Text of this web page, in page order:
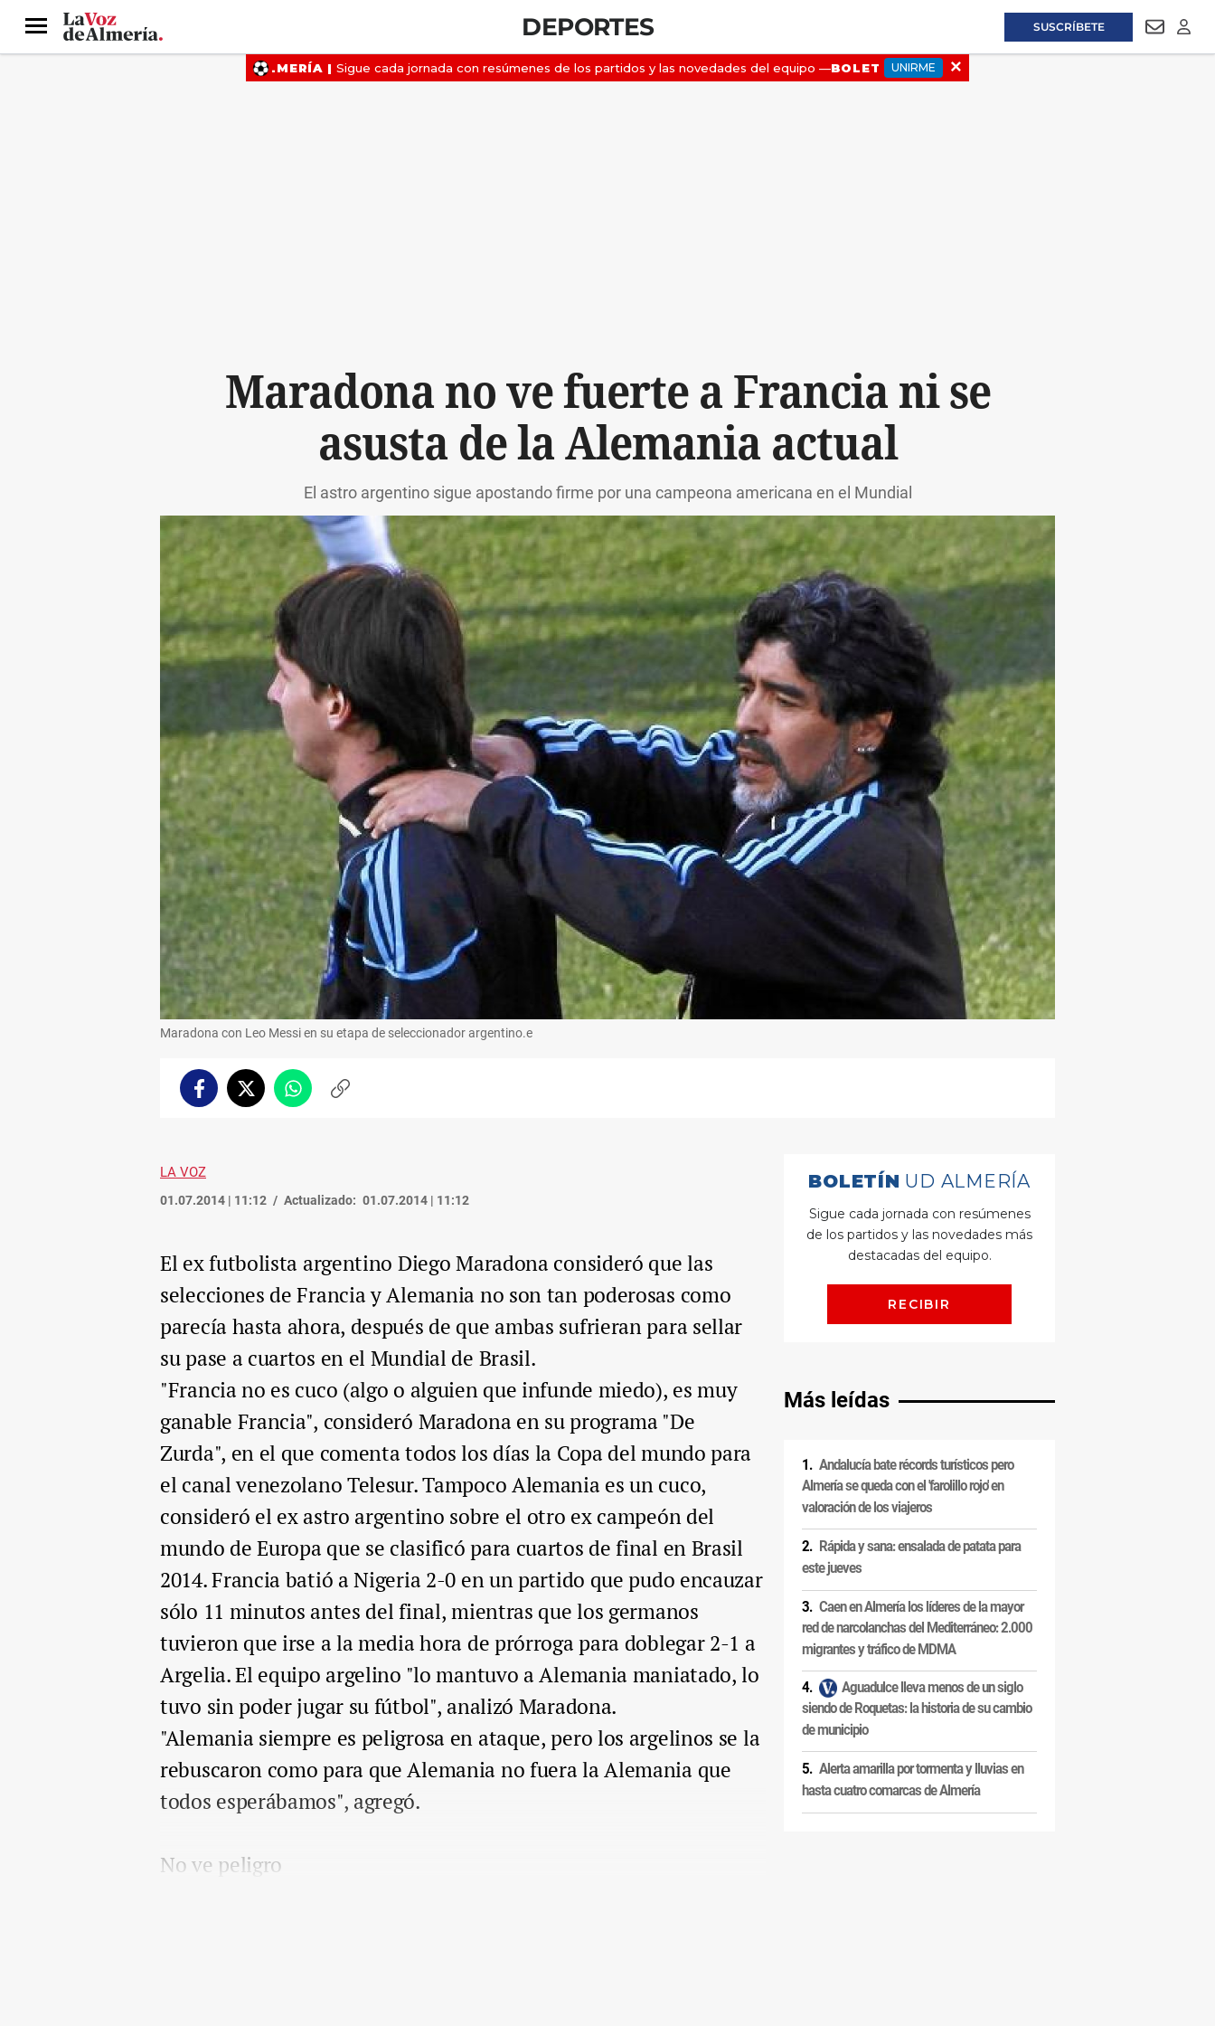
SUSCRÍBETE
Menú DEPORTES
Maradona no ve fuerte a Francia ni se
asusta de la Alemania actual
El astro argentino sigue apostando firme por una campeona americana en el Mundial
Maradona con Leo Messi en su etapa de seleccionador argentino.e
FacebookTwitterWhatsappCopiar
LA VOZ
01.07.2014 | 11:12 Actualizado: 01.07.2014 | 11:12
El ex futbolista argentino Diego Maradona consideró que las
selecciones de Francia y Alemania no son tan poderosas como
parecía hasta ahora, después de que ambas sufrieran para sellar
su pase a cuartos en el Mundial de Brasil.
"Francia no es cuco (algo o alguien que infunde miedo), es muy
ganable Francia", consideró Maradona en su programa "De
Zurda", en el que comenta todos los días la Copa del mundo para
el canal venezolano Telesur. Tampoco Alemania es un cuco,
consideró el ex astro argentino sobre el otro ex campeón del
mundo de Europa que se clasificó para cuartos de final en Brasil
2014. Francia batió a Nigeria 2-0 en un partido que pudo encauzar
sólo 11 minutos antes del final, mientras que los germanos
tuvieron que irse a la media hora de prórroga para doblegar 2-1 a
Argelia. El equipo argelino "lo mantuvo a Alemania maniatado, lo
tuvo sin poder jugar su fútbol", analizó Maradona.
"Alemania siempre es peligrosa en ataque, pero los argelinos se la
rebuscaron como para que Alemania no fuera la Alemania que
todos esperábamos", agregó.
No ve peligro
Más leídas
Andalucía bate récords turísticos pero
Almería se queda con el 'farolillo rojo' en
valoración de los viajeros
Rápida y sana: ensalada de patata para
este jueves
Caen en Almería los líderes de la mayor
red de narcolanchas del Mediterráneo: 2.000
migrantes y tráfico de MDMA
Aguadulce lleva menos de un siglo
siendo de Roquetas: la historia de su cambio
de municipio
Alerta amarilla por tormenta y lluvias en
hasta cuatro comarcas de Almería